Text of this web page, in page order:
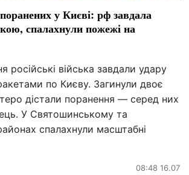
у Києві: рф завдала
спалахнули пожежі на
російські війська завдали удару
по Києву. Загинули двоє
дістали поранення — серед них
У Святошинському та
спалахнули масштабні
08:48 16.07